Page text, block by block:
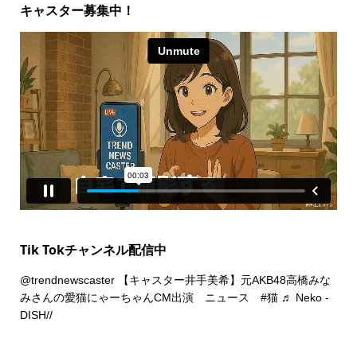
キャスター募集中！
Tik Tokチャンネル配信中
@trendnewscaster【キャスター井手美希】元AKB48高橋みな
みさんの愛猫にゃーちゃんCM出演 ニュース #猫 ♬ Neko -
DISH//